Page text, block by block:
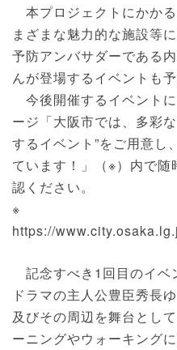
本プロジェクトにかか
まざまな魅力的な施設等
予防アンバサダーである
んが登場するイベントも予
今後開催するイベント
ージ「大阪市では、多彩
するイベント”をご用意し
ています！」（※）内で
認ください。
※
https://
記念すべき1回目のイベ
ドラマの主人公豊臣秀長
及びその周辺を舞台とし
ーニングやウォーキング